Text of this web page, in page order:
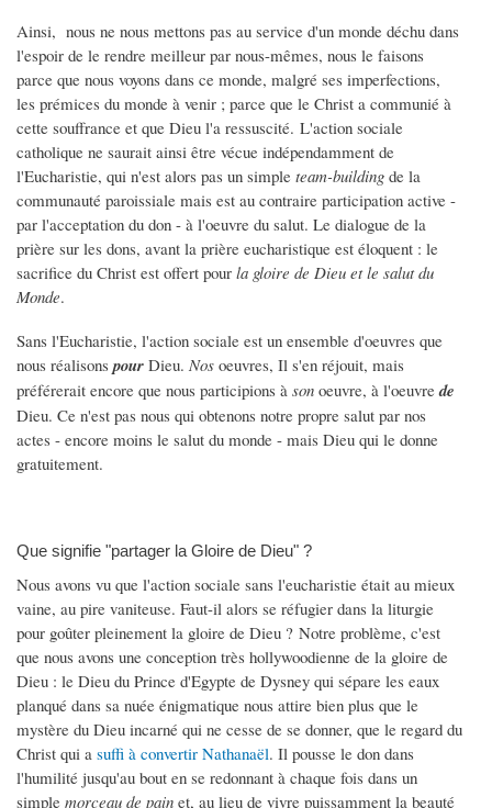
Ainsi, nous ne nous mettons pas au service d'un monde déchu dans
l'espoir de le rendre meilleur par nous-mêmes, nous le faisons
parce que nous voyons dans ce monde, malgré ses imperfections,
les prémices du monde à venir ; parce que le Christ a communié à
cette souffrance et que Dieu l'a ressuscité. L'action sociale
catholique ne saurait ainsi être vécue indépendamment de
l'Eucharistie, qui n'est alors pas un simple team-building de la
communauté paroissiale mais est au contraire participation active -
par l'acceptation du don - à l'oeuvre du salut. Le dialogue de la
prière sur les dons, avant la prière eucharistique est éloquent : le
sacrifice du Christ est offert pour la gloire de Dieu et le salut du
Monde.
Sans l'Eucharistie, l'action sociale est un ensemble d'oeuvres que
nous réalisonspour Dieu. Nos oeuvres, Il s'en réjouit, mais
préférerait encore que nous participions à son oeuvre, à l'oeuvrede
Dieu. Ce n'est pas nous qui obtenons notre propre salut par nos
actes - encore moins le salut du monde - mais Dieu qui le donne
gratuitement.
Que signifie "partager la Gloire de Dieu" ?
Nous avons vu que l'action sociale sans l'eucharistie était au mieux
vaine, au pire vaniteuse. Faut-il alors se réfugier dans la liturgie
pour goûter pleinement la gloire de Dieu ? Notre problème, c'est
que nous avons une conception très hollywoodienne de la gloire de
Dieu : le Dieu du Prince d'Egypte de Dysney qui sépare les eaux
planqué dans sa nuée énigmatique nous attire bien plus que le
mystère du Dieu incarné qui ne cesse de se donner, que le regard du
Christ qui a suffi à convertir Nathanaël. Il pousse le don dans
l'humilité jusqu'au bout en se redonnant à chaque fois dans un
simple morceau de pain et, au lieu de vivre puissamment la beauté